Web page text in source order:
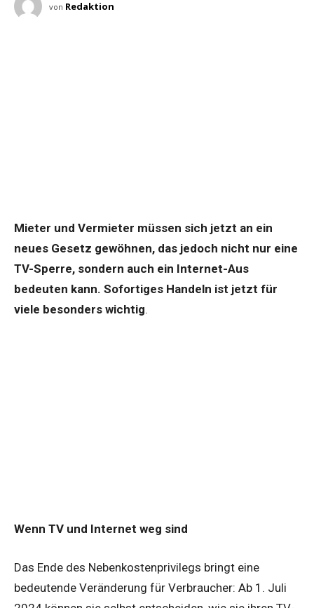
von Redaktion
Mieter und Vermieter müssen sich jetzt an ein
neues Gesetz gewöhnen, das jedoch nicht nur eine
TV-Sperre, sondern auch ein Internet-Aus
bedeuten kann. Sofortiges Handeln ist jetzt für
viele besonders wichtig.
Wenn TV und Internet weg sind
Das Ende des Nebenkostenprivilegs bringt eine
bedeutende Veränderung für Verbraucher: Ab 1. Juli